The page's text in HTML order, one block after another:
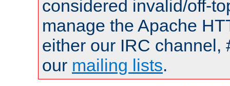
considered invalid/off-
manage the Apache
either our IRC channel,
our mailing lists.